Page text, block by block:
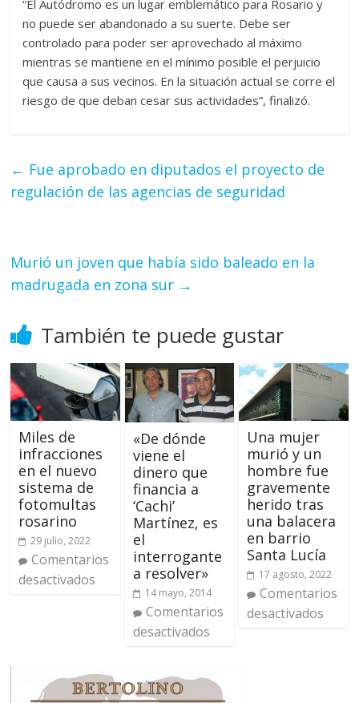
“El Autódromo es un lugar emblemático para Rosario y
no puede ser abandonado a su suerte. Debe ser
controlado para poder ser aprovechado al máximo
mientras se mantiene en el mínimo posible el perjuicio
que causa a sus vecinos. En la situación actual se corre el
riesgo de que deban cesar sus actividades”, finalizó.
← Fue aprobado en diputados el proyecto de
regulación de las agencias de seguridad
Murió un joven que había sido baleado en la
madrugada en zona sur →
También te puede gustar
Miles de
infracciones
en el nuevo
sistema de
fotomultas
rosarino
29 julio, 2022
Comentarios
desactivados
«De dónde
viene el
dinero que
financia a
‘Cachi’
Martínez, es
el
interrogante
a resolver»
14 mayo, 2014
Comentarios
desactivados
Una mujer
murió y un
hombre fue
gravemente
herido tras
una balacera
en barrio
Santa Lucía
17 agosto, 2022
Comentarios
desactivados